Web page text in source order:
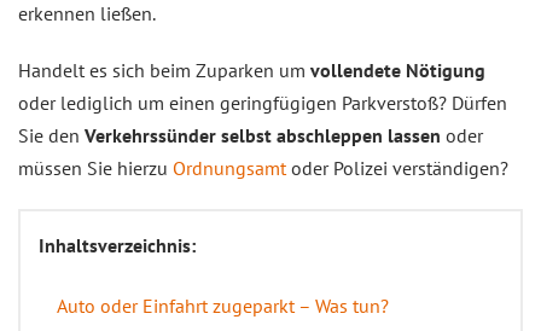
erkennen ließen.
Handelt es sich beim Zuparken um vollendete Nötigung
oder lediglich um einen geringfügigen Parkverstoß? Dürfen
Sie den Verkehrssünder selbst abschleppen lassen oder
müssen Sie hierzu Ordnungsamtoder Polizei verständigen?
Inhaltsverzeichnis:
Auto oder Einfahrt zugeparkt – Was tun?